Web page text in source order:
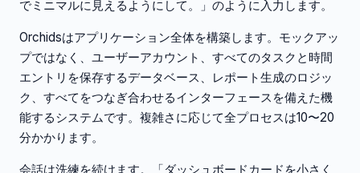
でミニマルに見えるようにして。」のように入力します。
Orchidsはアプリケーション全体を構築します。モックアッ
プではなく、ユーザーアカウント、すべてのタスクと時間
エントリを保存するデータベース、レポート生成のロジッ
ク、すべてをつなぎ合わせるインターフェースを備えた機
能するシステムです。複雑さに応じて全プロセスは10〜20
分かかります。
会話は洗練を続けます。「ダッシュボードカードを小さく